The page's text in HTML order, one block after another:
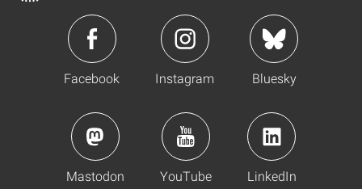
Facebook Instagram Bluesky
Mastodon YouTube LinkedIn